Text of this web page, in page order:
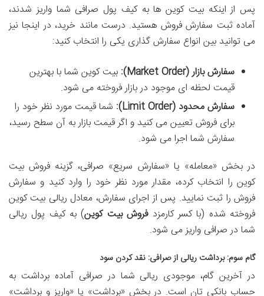
پس از اینکه بیت کوین ها به کیف پول صرافی شما واریز شدند،
آماده ثبت سفارش فروش هستید. درست مانند خرید، در اینجا نیز
می توانید بین انواع سفارش گذاری یکی را انتخاب کنید:
سفارش بازار (Market Order):
بیت کوین شما با بهترین
قیمت لحظه ای موجود در بازار فروخته می شود.
سفارش محدود (Limit Order):
شما قیمت مورد نظر خود را
برای فروش تعیین می کنید و اگر قیمت بازار به آن سطح رسید،
سفارش شما اجرا می شود.
در بخش «معامله» یا «سفارش سریع» صرافی، گزینه فروش بیت
کوین را انتخاب کرده، مقدار مورد نظر خود را وارد کنید و سفارش
فروش را ثبت نمایید. پس از اجرای سفارش، معادل ریالی بیت کوین
فروخته شده (با کسر کارمزدفروش بیت کوین) به کیف پول ریالی
شما در صرافی واریز می شود.
گام سوم: برداشت ریالی از صرافی: نقد کردن سود
در آخرین گام، موجودی ریالی شما در صرافی آماده برداشت به
حساب بانکی تان است. در بخش «برداشت» یا «واریز و برداشت»